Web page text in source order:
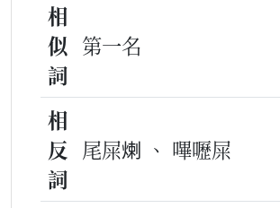
相
似
詞
第一名
相
反
詞
尾屎𤊶 、 嗶嚦屎